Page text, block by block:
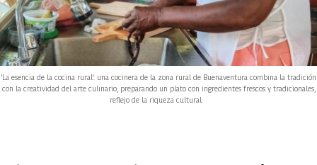
'La esencia de la cocina rural': una cocinera de la zona rural de Buenaventura combina la tradición
con la creatividad del arte culinario, preparando un plato con ingredientes frescos y tradicionales,
reflejo de la riqueza cultural.